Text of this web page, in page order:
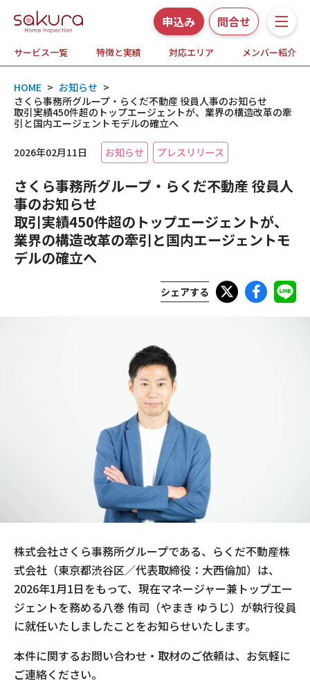
申込み 問合せ
サービス一覧 特徴と実績 対応エリア メンバー紹介
サービス一覧
さくら事務所の特徴と実績
ホームインスペクションとは
対応エリア
メンバー紹介
よくある質問
お知らせ・プレスリリース
さくら事務所について
HOME > お知らせ >
さくら事務所グループ・らくだ不動産 役員人事のお知らせ
取引実績450件超のトップエージェントが、業界の構造改革の牽
引と国内エージェントモデルの確立へ
2026年02月11日 お知らせ プレスリリース
さくら事務所グループ・らくだ不動産 役員人
事のお知らせ
取引実績450件超のトップエージェントが、
業界の構造改革の牽引と国内エージェントモ
デルの確立へ
シェアする
株式会社さくら事務所グループである、らくだ不動産株
式会社（東京都渋谷区／代表取締役：大西倫加）は、
2026年1月1日をもって、現在マネージャー兼トップエー
ジェントを務める八巻 侑司（やまき ゆうじ）が執行役員
に就任いたしましたことをお知らせいたします。
本件に関するお問い合わせ・取材のご依頼は、お気軽に
ご連絡ください。